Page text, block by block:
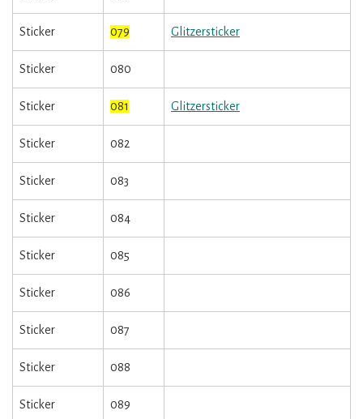
Sticker 079 Glitzersticker
Sticker 080
Sticker 081 Glitzersticker
Sticker 082
Sticker 083
Sticker 084
Sticker 085
Sticker 086
Sticker 087
Sticker 088
Sticker 089